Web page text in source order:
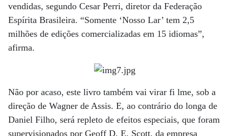
vendidas, segundo Cesar Perri, diretor da Federação
Espírita Brasileira. “Somente ‘Nosso Lar’ tem 2,5
milhões de edições comercializadas em 15 idiomas”,
afirma.
Não por acaso, este livro também vai virar fi lme, sob a
direção de Wagner de Assis. E, ao contrário do longa de
Daniel Filho, será repleto de efeitos especiais, que foram
supervisionados por Geoff D. E. Scott, da empresa